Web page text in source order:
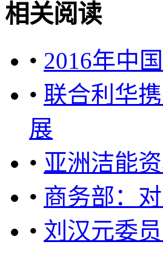
相关阅读
• 2016年中
• 联合利华
展
• 亚洲洁能
• 商务部：
• 刘汉元委